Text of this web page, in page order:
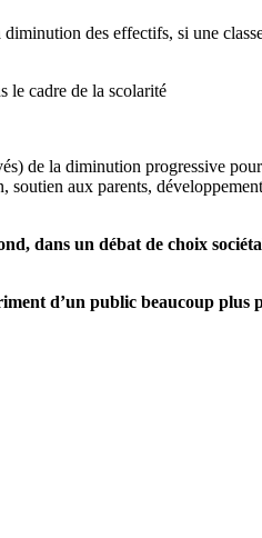
des effectifs, si une
le cadre de la scolarité
de la diminution progressive
soutien aux parents,
dans un débat de choix
d’un public beaucoup